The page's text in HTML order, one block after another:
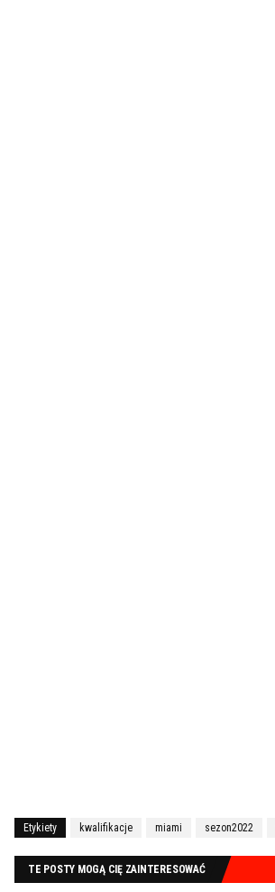
Etykiety kwalifikacje miami sezon2022
TE POSTY MOGĄ CIĘ ZAINTERESOWAĆ